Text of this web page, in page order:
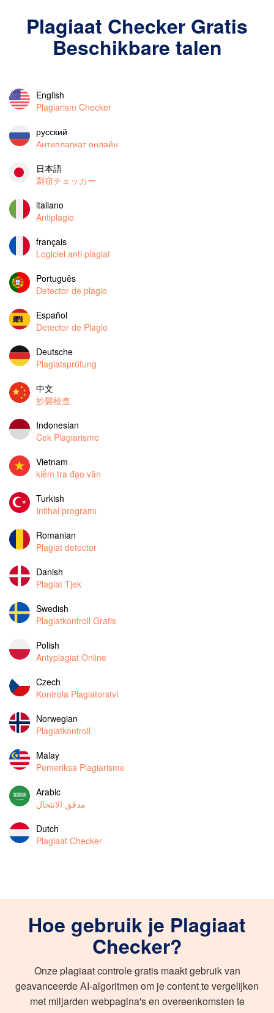
Plagiaat Checker Gratis
Beschikbare talen
English
Plagiarism Checker
русский
Антиплагиат онлайн
日本語
剽窃チェッカー
italiano
Antiplagio
français
Logiciel anti plagiat
Português
Detector de plagio
Español
Detector de Plagio
Deutsche
Plagiatsprüfung
中文
抄襲檢查
Indonesian
Cek Plagiarisme
Vietnam
kiểm tra đạo văn
Turkish
Intihal programı
Romanian
Plagiat detector
Danish
Plagiat Tjek
Swedish
Plagiatkontroll Gratis
Polish
Antyplagiat Online
Czech
Kontrola Plagiátorství
Norwegian
Plagiatkontroll
Malay
Pemeriksa Plagiarisme
Arabic
مدقق الانتحال
Dutch
Plagiaat Checker
Hoe gebruik je Plagiaat
Checker?
Onze plagiaat controle gratis maakt gebruik van
geavanceerde AI-algoritmen om je content te vergelijken
met miljarden webpagina's en overeenkomsten te